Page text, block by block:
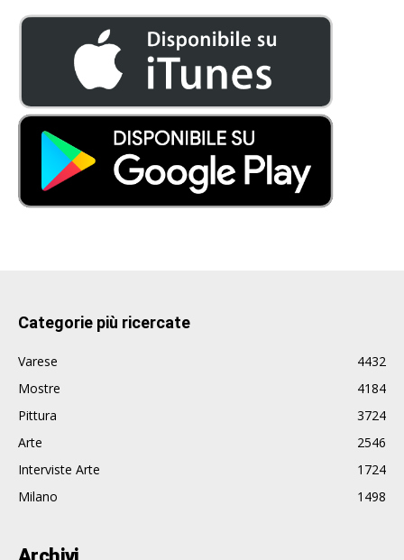
Categorie più ricercate
Varese
4432
Mostre
4184
Pittura
3724
Arte
2546
Interviste Arte
1724
Milano
1498